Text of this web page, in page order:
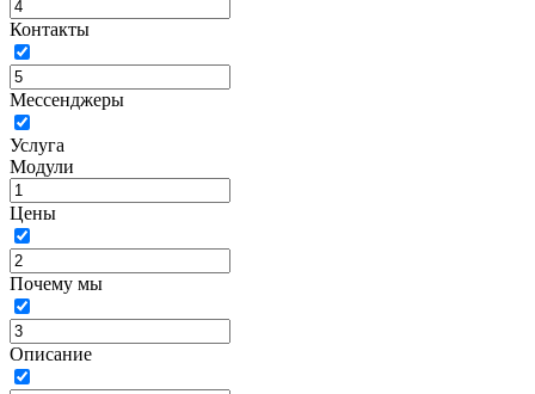
Контакты
Мессенджеры
Услуга
Модули
Цены
Почему мы
Описание